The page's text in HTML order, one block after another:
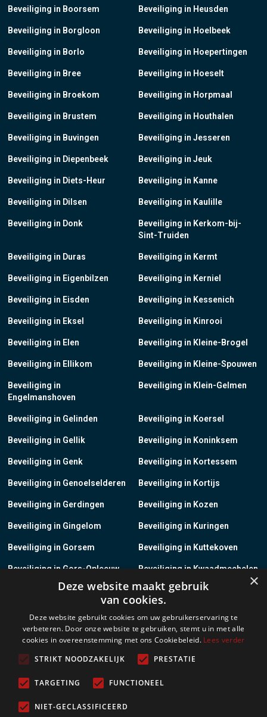
Beveiliging in Boorsem
Beveiliging in Borgloon
Beveiliging in Borlo
Beveiliging in Bree
Beveiliging in Broekom
Beveiliging in Brustem
Beveiliging in Buvingen
Beveiliging in Diepenbeek
Beveiliging in Diets-Heur
Beveiliging in Dilsen
Beveiliging in Donk
Beveiliging in Duras
Beveiliging in Eigenbilzen
Beveiliging in Eisden
Beveiliging in Eksel
Beveiliging in Elen
Beveiliging in Ellikom
Beveiliging in
Engelmanshoven
Beveiliging in Gelinden
Beveiliging in Gellik
Beveiliging in Genk
Beveiliging in Genoelselderen
Beveiliging in Gerdingen
Beveiliging in Gingelom
Beveiliging in Gorsem
Beveiliging in Gors-Opleeuw
Beveiliging in Gotem
Beveiliging in Groot-Loon
Beveiliging in Grote-Brogel
Beveiliging in Grote-Spouwen
Beveiliging in Heusden
Beveiliging in Hoelbeek
Beveiliging in Hoepertingen
Beveiliging in Hoeselt
Beveiliging in Horpmaal
Beveiliging in Houthalen
Beveiliging in Jesseren
Beveiliging in Jeuk
Beveiliging in Kanne
Beveiliging in Kaulille
Beveiliging in Kerkom-bij-
Sint-Truiden
Beveiliging in Kermt
Beveiliging in Kerniel
Beveiliging in Kessenich
Beveiliging in Kinrooi
Beveiliging in Kleine-Brogel
Beveiliging in Kleine-Spouwen
Beveiliging in Klein-Gelmen
Beveiliging in Koersel
Beveiliging in Koninksem
Beveiliging in Kortessem
Beveiliging in Kortijs
Beveiliging in Kozen
Beveiliging in Kuringen
Beveiliging in Kuttekoven
Beveiliging in Kwaadmechelen
Beveiliging in Lanaken
Beveiliging in Lauw
Beveiliging in Leopoldsburg
×
Deze website maakt gebruik
van cookies.
Deze website gebruikt cookies om uw gebruikerservaring te
verbeteren. Door onze website te gebruiken, stemt u in met alle
cookies in overeenstemming met ons Cookiebeleid. Lees verder
STRIKT NOODZAKELIJK
PRESTATIE
TARGETING FUNCTIONEEL
NIET-GECLASSIFICEERD